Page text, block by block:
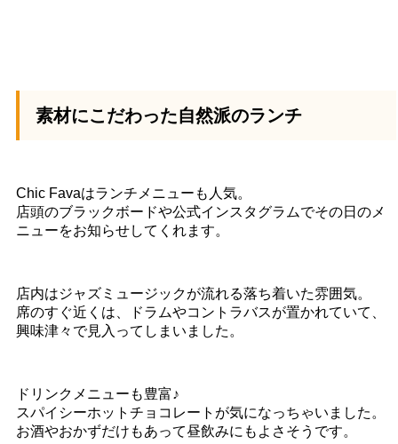
素材にこだわった自然派のランチ
Chic Favaはランチメニューも人気。
店頭のブラックボードや公式インスタグラムでその日のメ
ニューをお知らせしてくれます。
店内はジャズミュージックが流れる落ち着いた雰囲気。
席のすぐ近くは、ドラムやコントラバスが置かれていて、
興味津々で見入ってしまいました。
ドリンクメニューも豊富♪
スパイシーホットチョコレートが気になっちゃいました。
お酒やおかずだけもあって昼飲みにもよさそうです。